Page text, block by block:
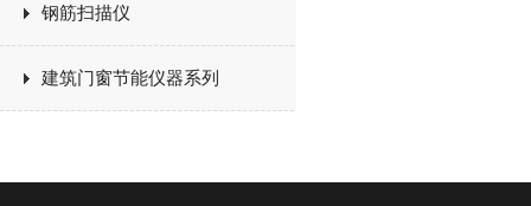
钢筋扫描仪
建筑门窗节能仪器系列